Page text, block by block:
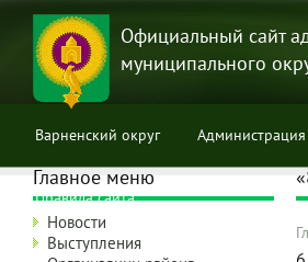
Перейти
основному
содержанию
Официальный сайт
муниципального
Варненский округ Администрация
Правила сайта
Главное меню
Новости
Выступления